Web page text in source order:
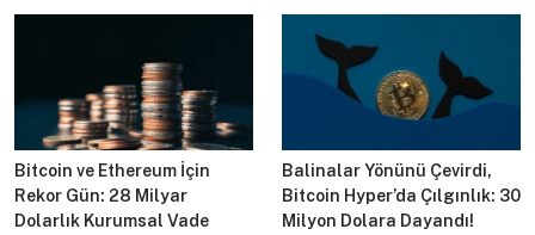
Bitcoin ve Ethereum İçin
Rekor Gün: 28 Milyar
Dolarlık Kurumsal Vade
Balinalar Yönünü Çevirdi,
Bitcoin Hyper’da Çılgınlık: 30
Milyon Dolara Dayandı!